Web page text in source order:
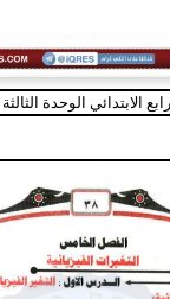
الابتدائي الوحدة